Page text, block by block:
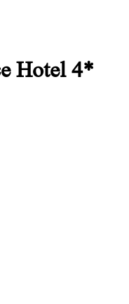
Hotel 4*